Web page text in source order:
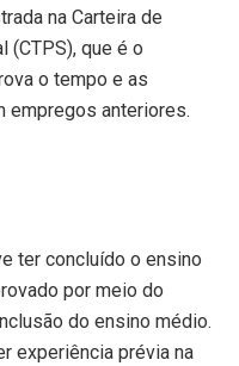
na Carteira de
(CTPS), que é o
o tempo e as
empregos anteriores.
ter concluído o ensino
por meio do
do ensino médio.
experiência prévia na